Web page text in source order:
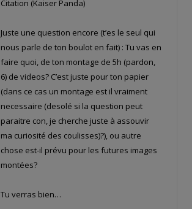
Citation (Kaiser Panda)
Juste une question encore (t’es le seul qui
nous parle de ton boulot en fait) : Tu vas en
faire quoi, de ton montage de 5h (pardon,
6) de videos? C’est juste pour ton papier
(dans ce cas un montage est il vraiment
necessaire (desolé si la question peut
paraitre con, je cherche juste à assouvir
ma curiosité des coulisses)?), ou autre
chose est-il prévu pour les futures images
montées?
Tu verras bien…